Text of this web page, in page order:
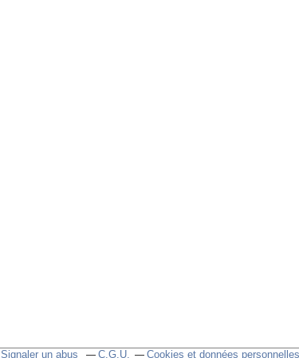
Signaler un abus C.G.U. Cookies et données personnelles